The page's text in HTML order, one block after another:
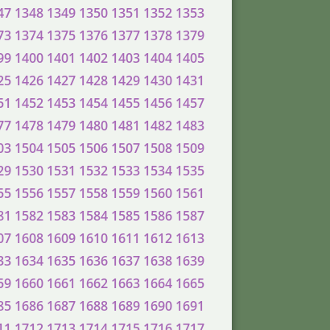
1348 1349 1350 1351 1352 1353
1374 1375 1376 1377 1378 1379
1400 1401 1402 1403 1404 1405
1426 1427 1428 1429 1430 1431
1452 1453 1454 1455 1456 1457
1478 1479 1480 1481 1482 1483
1504 1505 1506 1507 1508 1509
1530 1531 1532 1533 1534 1535
1556 1557 1558 1559 1560 1561
1582 1583 1584 1585 1586 1587
1608 1609 1610 1611 1612 1613
1634 1635 1636 1637 1638 1639
1660 1661 1662 1663 1664 1665
1686 1687 1688 1689 1690 1691